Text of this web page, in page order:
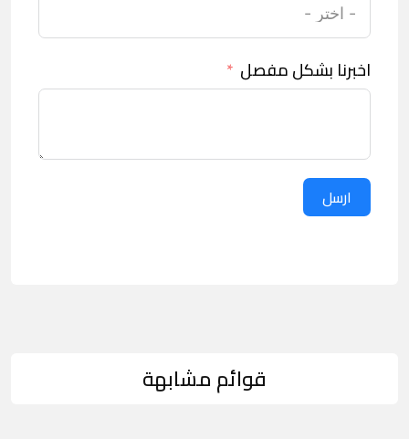
اخبرنا بشكل مفصل
ارسل
قوائم مشابهة